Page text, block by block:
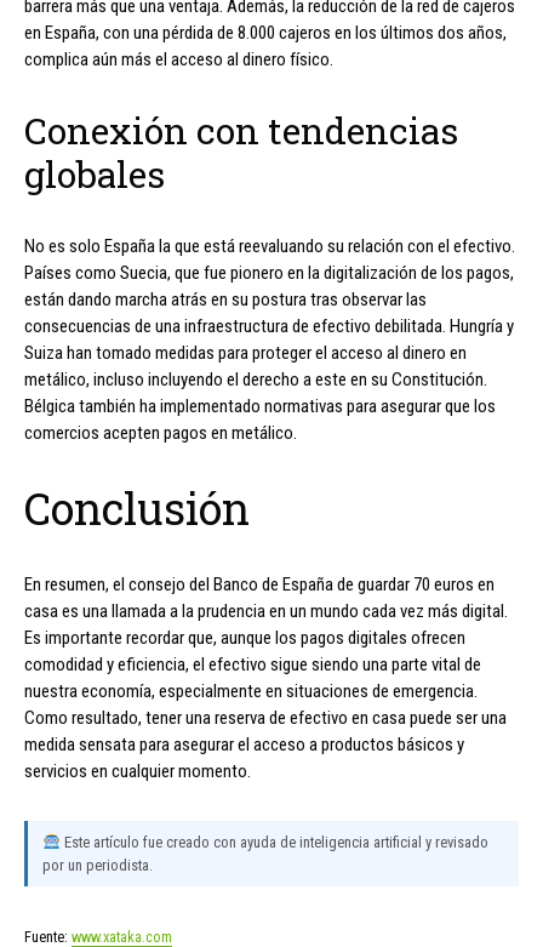
barrera más que una ventaja. Además, la reducción de la red de cajeros
en España, con una pérdida de 8.000 cajeros en los últimos dos años,
complica aún más el acceso al dinero físico.
Conexión con tendencias
globales
No es solo España la que está reevaluando su relación con el efectivo.
Países como Suecia, que fue pionero en la digitalización de los pagos,
están dando marcha atrás en su postura tras observar las
consecuencias de una infraestructura de efectivo debilitada. Hungría y
Suiza han tomado medidas para proteger el acceso al dinero en
metálico, incluso incluyendo el derecho a este en su Constitución.
Bélgica también ha implementado normativas para asegurar que los
comercios acepten pagos en metálico.
Conclusión
En resumen, el consejo del Banco de España de guardar 70 euros en
casa es una llamada a la prudencia en un mundo cada vez más digital.
Es importante recordar que, aunque los pagos digitales ofrecen
comodidad y eficiencia, el efectivo sigue siendo una parte vital de
nuestra economía, especialmente en situaciones de emergencia.
Como resultado, tener una reserva de efectivo en casa puede ser una
medida sensata para asegurar el acceso a productos básicos y
servicios en cualquier momento.
Este artículo fue creado con ayuda de inteligencia artificial y revisado
por un periodista.
Fuente: www.xataka.com